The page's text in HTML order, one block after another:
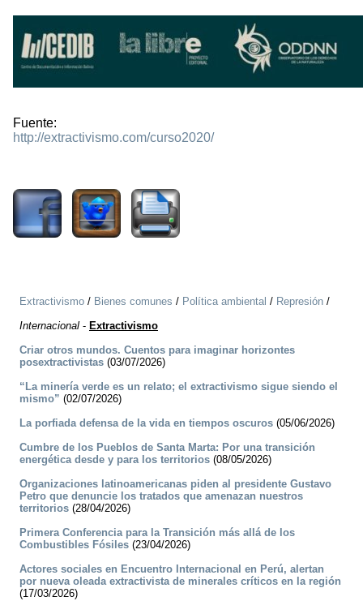
Fuente:
http://extractivismo.com/curso2020/
Extractivismo / Bienes comunes / Política ambiental / Represión /
Internacional - Extractivismo
Criar otros mundos. Cuentos para imaginar horizontes
posextractivistas (03/07/2026)
“La minería verde es un relato; el extractivismo sigue siendo el
mismo” (02/07/2026)
La porfiada defensa de la vida en tiempos oscuros (05/06/2026)
Cumbre de los Pueblos de Santa Marta: Por una transición
energética desde y para los territorios (08/05/2026)
Organizaciones latinoamericanas piden al presidente Gustavo
Petro que denuncie los tratados que amenazan nuestros
territorios (28/04/2026)
Primera Conferencia para la Transición más allá de los
Combustibles Fósiles (23/04/2026)
Actores sociales en Encuentro Internacional en Perú, alertan
por nueva oleada extractivista de minerales críticos en la región
(17/03/2026)